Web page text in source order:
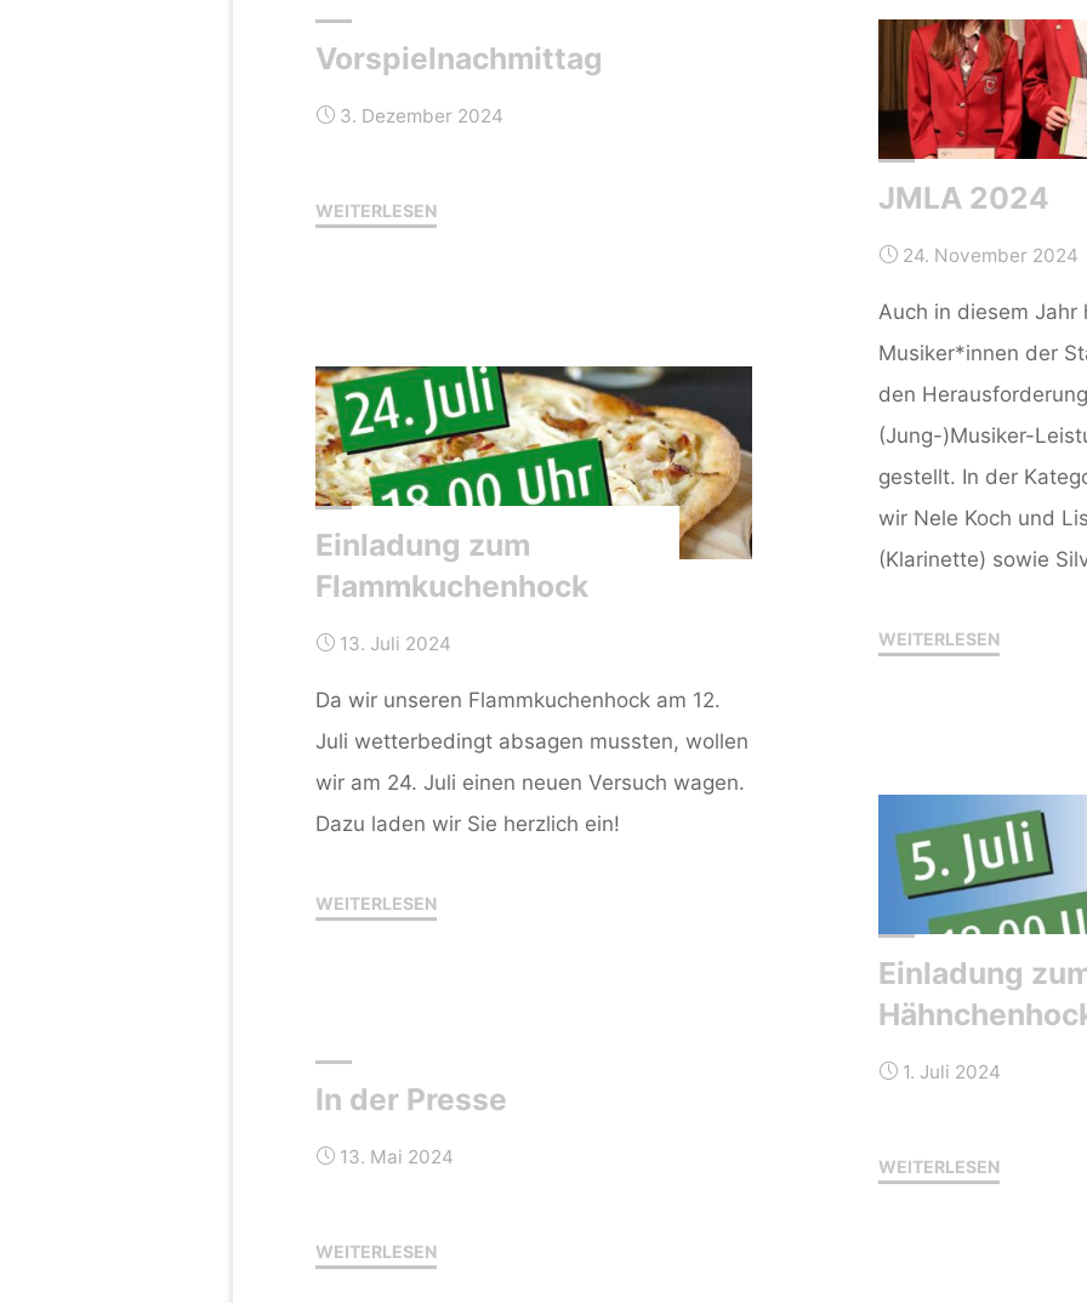
Vorspielnachmittag
3. Dezember 2024
WEITERLESEN"Vorspielnachmittag" JMLA 2024
24. November 2024
Auch in diesem Jahr
Musiker*innen der
den
(Jung-)Musiker-
gestellt. In der
wir Nele Koch und
(Klarinette) sowie
WEITERLESEN"JMLA
Einladung zum
Flammkuchenhock
13. Juli 2024
Da wir unseren Flammkuchenhock am 12.
Juli wetterbedingt absagen mussten, wollen
wir am 24. Juli einen neuen Versuch wagen.
Dazu laden wir Sie herzlich ein!
WEITERLESEN"Einladung
Einladung
1. Juli 2024
WEITERLESEN"Einladung
In der Presse
13. Mai 2024
WEITERLESEN"In